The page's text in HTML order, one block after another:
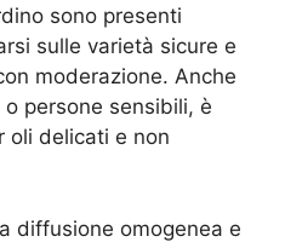
sono presenti
sulle varietà sicure e
moderazione. Anche
persone sensibili, è
oli delicati e non
diffusione omogenea e